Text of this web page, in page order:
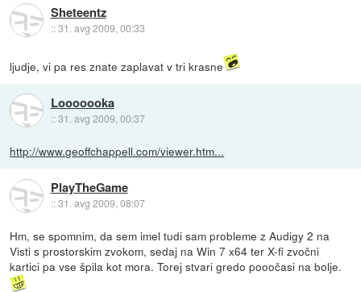
Sheteentz
::31. avg 2009, 00:33
ljudje, vi pa res znate zaplavat v tri krasne
Looooooka
::31. avg 2009, 00:37
http://www.geoffchappell.com/viewer.htm...
PlayTheGame
::31. avg 2009, 08:07
Hm, se spomnim, da sem imel tudi sam probleme z Audigy 2 na
Visti s prostorskim zvokom, sedaj na Win 7 x64 ter X-fi zvočni
kartici pa vse špila kot mora. Torej stvari gredo pooočasi na bolje.